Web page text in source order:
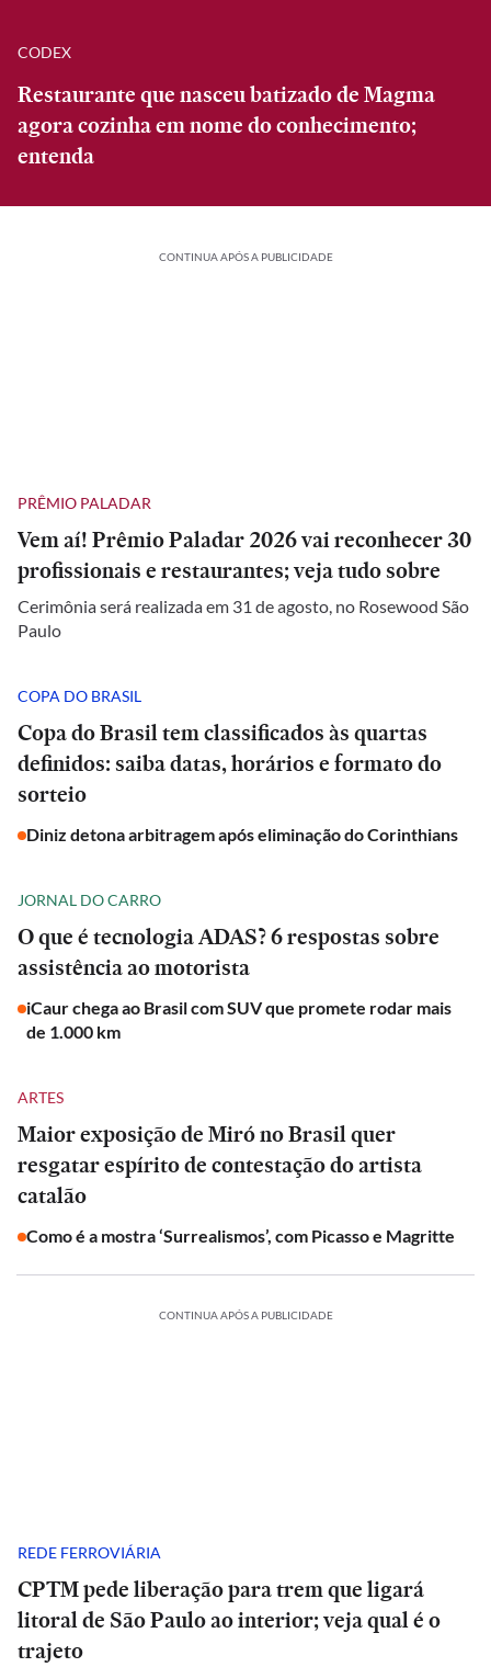
CODEX
Restaurante que nasceu batizado de Magma
agora cozinha em nome do conhecimento;
entenda
CONTINUA APÓS A PUBLICIDADE
PRÊMIO PALADAR
Vem aí! Prêmio Paladar 2026 vai reconhecer 30
profissionais e restaurantes; veja tudo sobre
Cerimônia será realizada em 31 de agosto, no Rosewood São
Paulo
COPA DO BRASIL
Copa do Brasil tem classificados às quartas
definidos: saiba datas, horários e formato do
sorteio
Diniz detona arbitragem após eliminação do Corinthians
JORNAL DO CARRO
O que é tecnologia ADAS? 6 respostas sobre
assistência ao motorista
iCaur chega ao Brasil com SUV que promete rodar mais
de 1.000 km
ARTES
Maior exposição de Miró no Brasil quer
resgatar espírito de contestação do artista
catalão
Como é a mostra ‘Surrealismos’, com Picasso e Magritte
CONTINUA APÓS A PUBLICIDADE
REDE FERROVIÁRIA
CPTM pede liberação para trem que ligará
litoral de São Paulo ao interior; veja qual é o
trajeto